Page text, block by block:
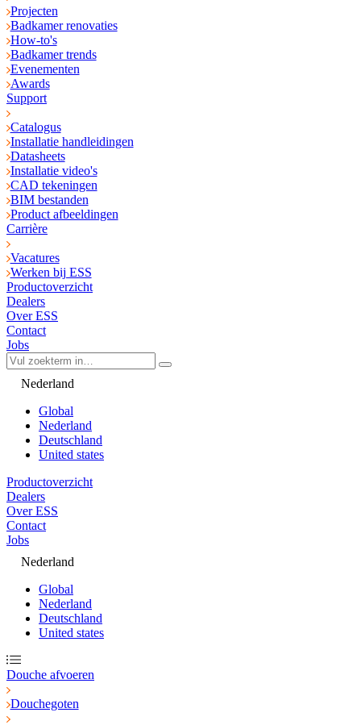
Projecten
Badkamer renovaties
How-to's
Badkamer trends
Evenementen
Awards
Support
Catalogus
Installatie handleidingen
Datasheets
Installatie video's
CAD tekeningen
BIM bestanden
Product afbeeldingen
Carrière
Vacatures
Werken bij ESS
Productoverzicht
Dealers
Over ESS
Contact
Jobs
Nederland
Global
Nederland
Deutschland
United states
Productoverzicht
Dealers
Over ESS
Contact
Jobs
Nederland
Global
Nederland
Deutschland
United states
Douche afvoeren
Douchegoten